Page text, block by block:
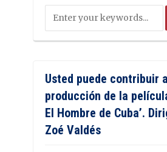
Usted puede contribuir
producción de la
El Hombre de Cuba’.
Zoé Valdés